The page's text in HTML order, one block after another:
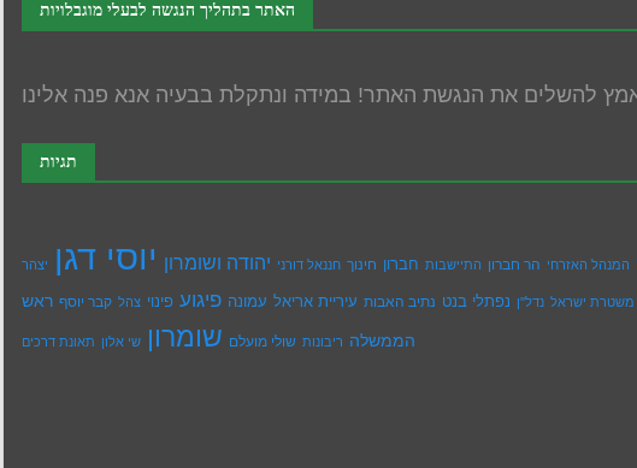
האתר בתהליך הנגשה לבעלי מוגבלויות
תגיות
המנהל האזרחי הר חברון התיישבות חברון חינוך חננאל דורני יהודה ושומרון יוסי דגן יצהר
משטרת ישראל נדל''ן נפתלי בנט נתיב האבות עיריית אריאל עמונה פיגוע פינוי צהל קבר יוסף ראש
הממשלה ריבונות שולי מועלם שומרון שי אלון תאונת דרכים